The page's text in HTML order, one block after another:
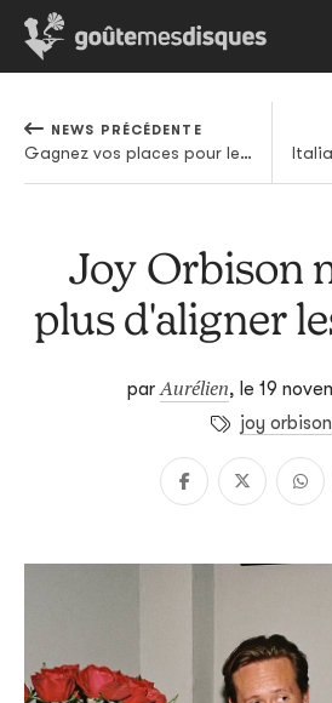
NEWS PRÉCÉDENTE
Gagnez vos places pour le concert de billy woods au Bota
Joy Orbison
plus d'aligner
parAurélien, le 19
joy orbison